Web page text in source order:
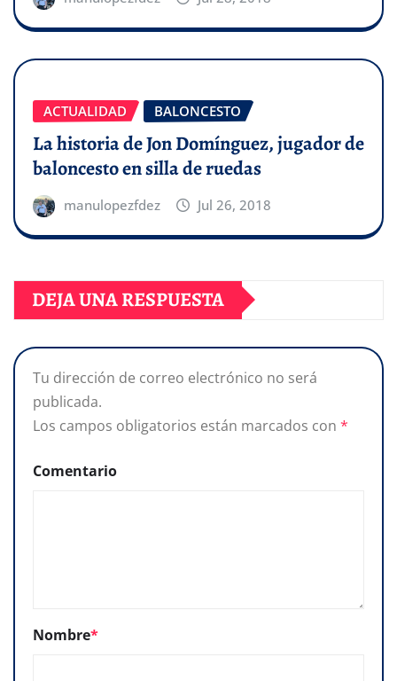
ACTUALIDAD BALONCESTO
La historia de Jon Domínguez, jugador de
baloncesto en silla de ruedas
manulopezfdez Jul 26, 2018
DEJA UNA RESPUESTA
Tu dirección de correo electrónico no será
publicada.
Los campos obligatorios están marcados con *
Comentario
Nombre*